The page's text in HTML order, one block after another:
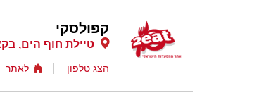
קפולסקי
טיילת חוף הים,
הצג טלפון לאתר